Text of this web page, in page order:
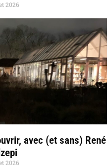
2026
avec (et sans) René
2026